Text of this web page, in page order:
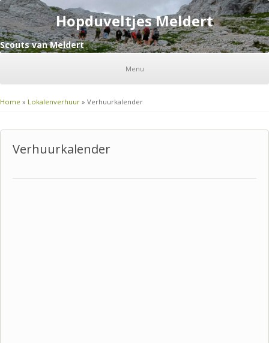
Hopduveltjes Meldert
Scouts van Meldert
Menu
Home » Lokalenverhuur » Verhuurkalender
Verhuurkalender